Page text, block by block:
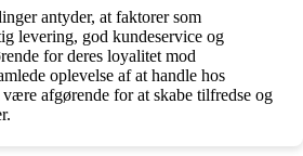
antyder, at faktorer som
levering, god kundeservice og
for deres loyalitet mod
oplevelse af at handle hos
afgørende for at skabe tilfredse og